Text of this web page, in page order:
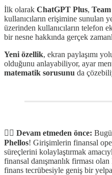
İlk olarak ChatGPT Plus, Team
kullanıcıların erişimine sunulan
üzerinden kullanıcıların telefon
bir nesne hakkında gerçek
Yeni özellik, ekran paylaşımı
olduğunu anlayabiliyor, ayar
matematik sorusunu da
✋🏻 Devam etmeden önce:
Phellos! Girişimlerin finansal
süreçlerini kolaylaştırmak
finansal danışmanlık firması
finans tecrübesiyle geniş bir